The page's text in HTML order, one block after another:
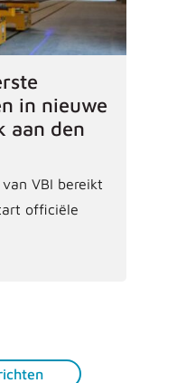
in nieuwe
aan den
VBI bereikt
officiële